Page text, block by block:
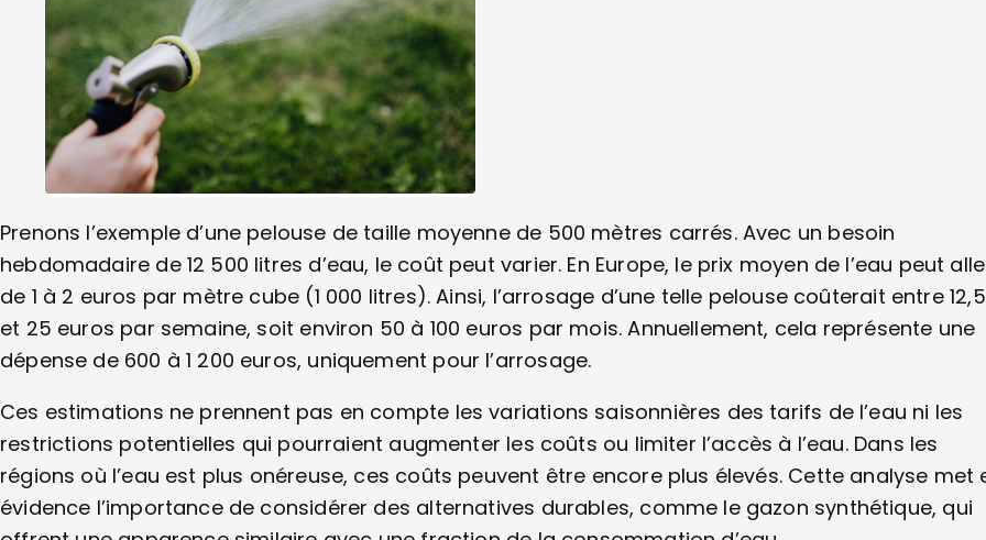
Prenons l’exemple d’une pelouse de taille moyenne de 500 mètres carrés. Avec un besoin
hebdomadaire de 12 500 litres d’eau, le coût peut varier. En Europe, le prix moyen de l’eau peut
de 1 à 2 euros par mètre cube (1 000 litres). Ainsi, l’arrosage d’une telle pelouse coûterait entre
et 25 euros par semaine, soit environ 50 à 100 euros par mois. Annuellement, cela représente une
dépense de 600 à 1 200 euros, uniquement pour l’arrosage.
Ces estimations ne prennent pas en compte les variations saisonnières des tarifs de l’eau ni les
restrictions potentielles qui pourraient augmenter les coûts ou limiter l’accès à l’eau. Dans les
régions où l’eau est plus onéreuse, ces coûts peuvent être encore plus élevés. Cette analyse met
évidence l’importance de considérer des alternatives durables, comme le gazon synthétique, qui